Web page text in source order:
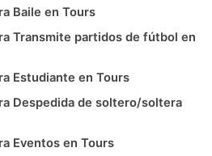
Baile en Tours
Transmite partidos de fútbol en
Estudiante en Tours
Despedida de soltero/soltera
Eventos en Tours